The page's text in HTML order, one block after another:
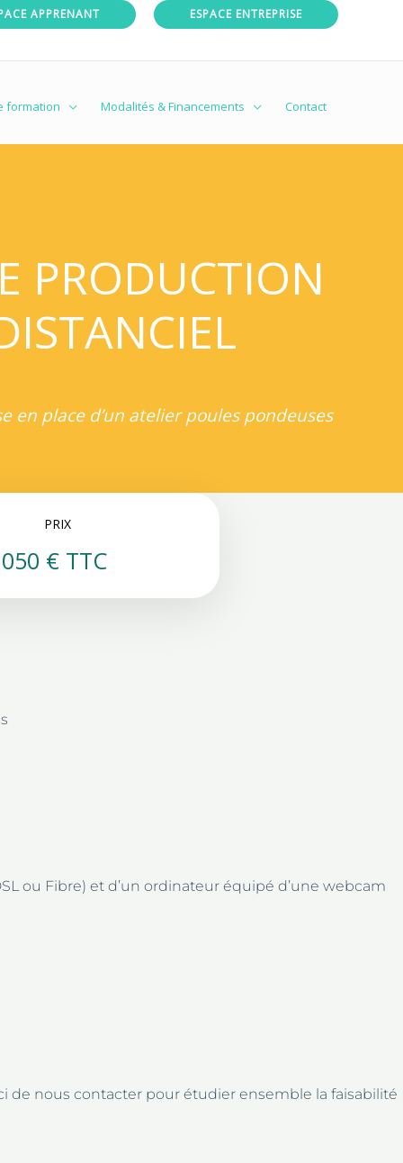
APPRENANT ESPACE ENTREPRISE
formation Modalités & Financements Contact
PRODUCTION
en place d’un atelier poules pondeuses
PRIX
€ TTC
ou Fibre) et d’un ordinateur équipé d’une webcam
de nous contacter pour étudier ensemble la faisabilité